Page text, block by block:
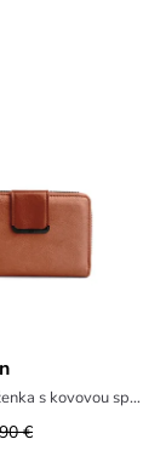
stredná peňaženka s kovovou sponou
€